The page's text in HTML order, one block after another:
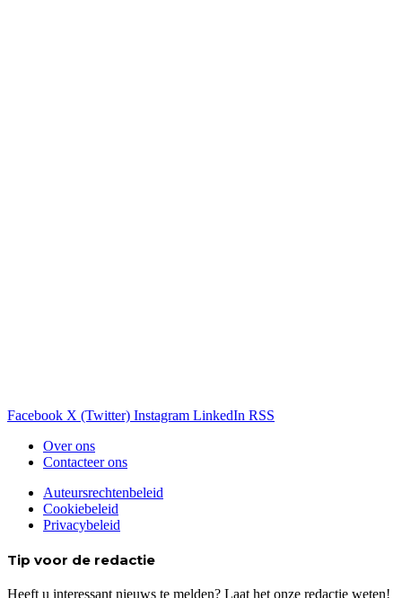
Facebook X (Twitter) Instagram LinkedIn RSS
Over ons
Contacteer ons
Auteursrechtenbeleid
Cookiebeleid
Privacybeleid
Tip voor de redactie
Heeft u interessant nieuws te melden? Laat het onze redactie weten!